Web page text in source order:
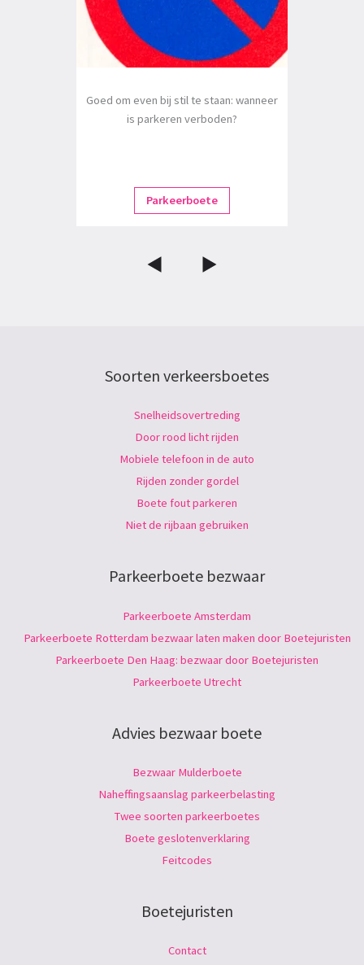
Goed om even bij stil te staan: wanneer
is parkeren verboden?
Parkeerboete
Soorten verkeersboetes
Snelheidsovertreding
Door rood licht rijden
Mobiele telefoon in de auto
Rijden zonder gordel
Boete fout parkeren
Niet de rijbaan gebruiken
Parkeerboete bezwaar
Parkeerboete Amsterdam
Parkeerboete Rotterdam bezwaar laten maken door Boetejuristen
Parkeerboete Den Haag: bezwaar door Boetejuristen
Parkeerboete Utrecht
Advies bezwaar boete
Bezwaar Mulderboete
Naheffingsaanslag parkeerbelasting
Twee soorten parkeerboetes
Boete geslotenverklaring
Feitcodes
Boetejuristen
Contact